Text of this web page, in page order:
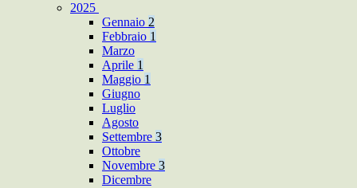
2025
Gennaio 2
Febbraio 1
Marzo
Aprile 1
Maggio 1
Giugno
Luglio
Agosto
Settembre 3
Ottobre
Novembre 3
Dicembre